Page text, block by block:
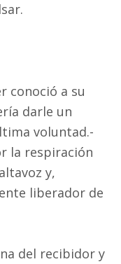
conoció a su
darle un
voluntad.-
la respiración
y,
liberador de
del recibidor y